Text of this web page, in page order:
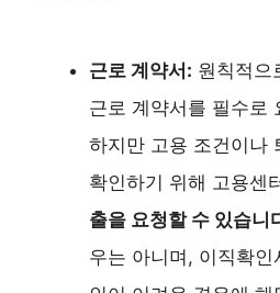
근로 계약서: 원칙적으
근로 계약서를 필수로
하지만 고용 조건이나
확인하기 위해 고용센
출을 요청할 수 있습니
우는 아니며, 이직확